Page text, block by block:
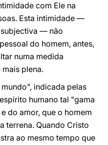
com Ele na
Esta intimidade —
— não
do homem, antes,
numa medida
plena.
indicada pelas
humano tal "gama
do amor, que o homem
terrena. Quando Cristo
ao mesmo tempo que